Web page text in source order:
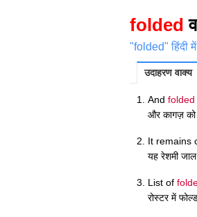
folded
"folded" हिंदी में
उदाहरण वाक्य
And folded
और कागज़ को
It remains
यह रेशमी
List of
रोस्टर में